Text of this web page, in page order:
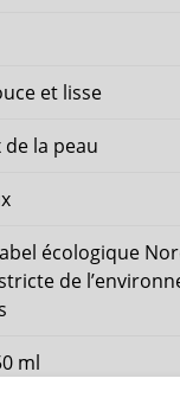
et lisse
la peau
écologique
de
ml